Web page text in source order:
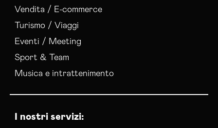
Gestione Social Media Lucca
Realizzazione Siti Web Lucca
Servizi Hosting Lucca
Social Media Advertising Lucca
Web Agency Lucca
Vendita / E-commerce
Turismo / Viaggi
Eventi / Meeting
Sport & Team
Musica e intrattenimento
I nostri servizi: